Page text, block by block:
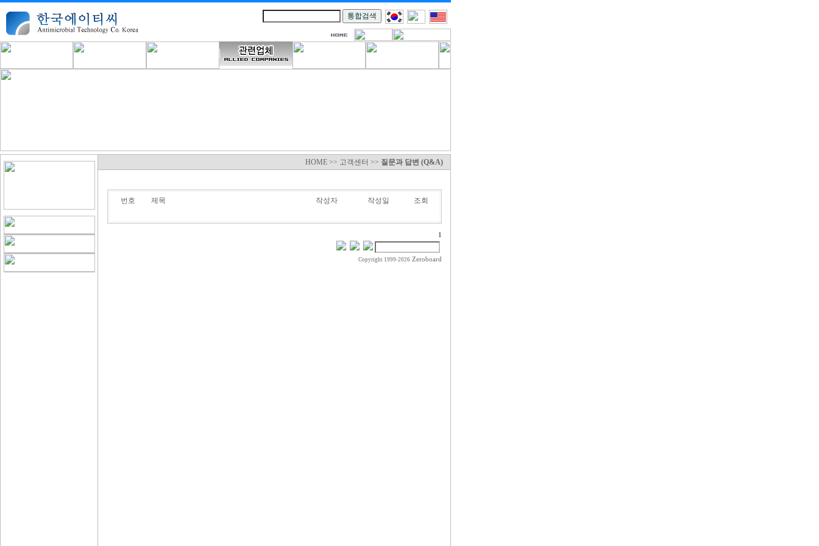
HOME >> 고객센터 >> 질문과 답변 (Q&A)
번호 제목 작성자 작성일 조회
1
Copyright 1999-2026 Zeroboard